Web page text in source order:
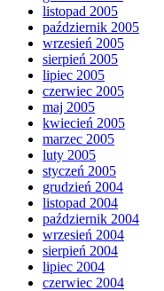
listopad 2005
październik 2005
wrzesień 2005
sierpień 2005
lipiec 2005
czerwiec 2005
maj 2005
kwiecień 2005
marzec 2005
luty 2005
styczeń 2005
grudzień 2004
listopad 2004
październik 2004
wrzesień 2004
sierpień 2004
lipiec 2004
czerwiec 2004